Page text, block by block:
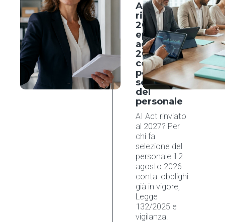
AI Act
rinviato al
2027,
eppure il 2
agosto
2026 conta
comunque
per chi fa
selezione
del
personale
AI Act rinviato
al 2027? Per
chi fa
selezione del
personale il 2
agosto 2026
conta: obblighi
già in vigore,
Legge
132/2025 e
vigilanza.